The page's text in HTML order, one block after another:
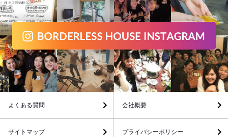
よくある質問 会社概要
サイトマップ プライバシーポリシー